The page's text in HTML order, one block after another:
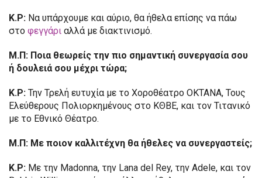
Κ.Ρ: Να υπάρχουμε και αύριο, θα ήθελα επίσης να πάω
στο φεγγάρι αλλά με διακτινισμό.
Μ.Π: Ποια θεωρείς την πιο σημαντική συνεργασία σου
ή δουλειά σου μέχρι τώρα;
Κ.Ρ: Την Τρελή ευτυχία με το Χοροθέατρο ΟΚΤΑΝΑ, Τους
Ελεύθερους Πολιορκημένους στο ΚΘΒΕ, και τον Τιτανικό
με το Εθνικό Θέατρο.
Μ.Π: Με ποιον καλλιτέχνη θα ήθελες να συνεργαστείς;
Κ.Ρ: Με την Madonna, την Lana del Rey, την Adele, και τον